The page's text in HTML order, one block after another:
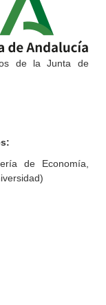
de la Junta de
de Economía,